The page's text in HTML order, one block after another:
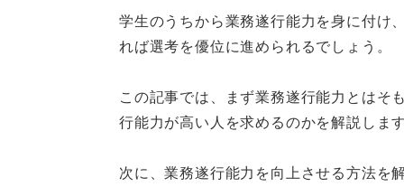
①考察力の例文
③コミュニケーションの
学生のうちから業務遂行能力を身に付け
れば選考を優位に進められるでしょう。
この記事では、まず業務遂行能力とはそ
行能力が高い人を求めるのかを解説しま
次に、業務遂行能力を向上させる方法を